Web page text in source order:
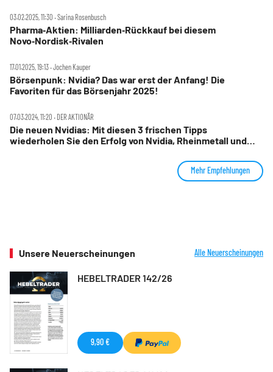
03.02.2025, 11:30 ‧ Sarina Rosenbusch
Pharma‑Aktien: Milliarden‑Rückkauf bei diesem
Novo‑Nordisk‑Rivalen
17.01.2025, 19:13 ‧ Jochen Kauper
Börsenpunk: Nvidia? Das war erst der Anfang! Die
Favoriten für das Börsenjahr 2025!
07.03.2024, 11:20 ‧ DER AKTIONÄR
Die neuen Nvidias: Mit diesen 3 frischen Tipps
wiederholen Sie den Erfolg von Nvidia, Rheinmetall und
Mehr Empfehlungen
Unsere Neuerscheinungen Alle Neuerscheinungen
HEBELTRADER 142/26
9,90 €